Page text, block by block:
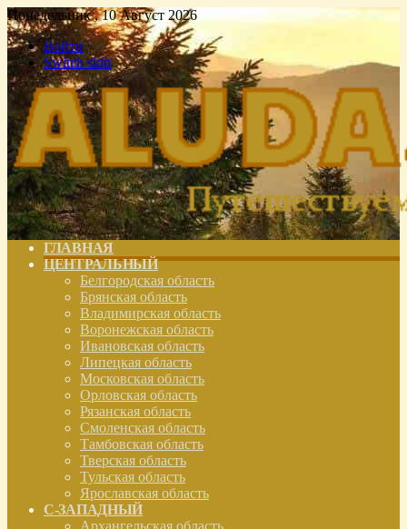
Понедельник , 10 Август 2026
Войти
Switch skin
ГЛАВНАЯ
ЦЕНТРАЛЬНЫЙ
Белгородская область
Брянская область
Владимирская область
Воронежская область
Ивановская область
Липецкая область
Московская область
Орловская область
Рязанская область
Смоленская область
Тамбовская область
Тверская область
Тульская область
Ярославская область
С-ЗАПАДНЫЙ
Архангельская область